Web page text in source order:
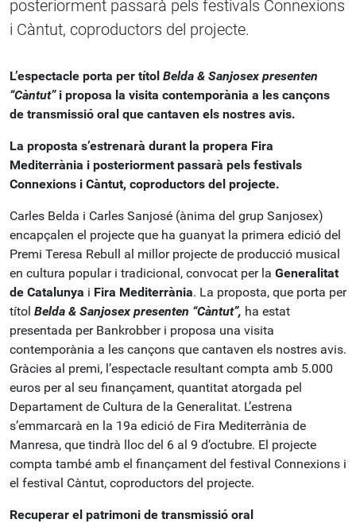
posteriorment passarà pels festivals Connexions
i Càntut, coproductors del projecte.
L’espectacle porta per títol Belda & Sanjosex presenten
“Càntut” i proposa la visita contemporània a les cançons
de transmissió oral que cantaven els nostres avis.
La proposta s’estrenarà durant la propera Fira
Mediterrània i posteriorment passarà pels festivals
Connexions i Càntut, coproductors del projecte.
Carles Belda i Carles Sanjosé (ànima del grup Sanjosex)
encapçalen el projecte que ha guanyat la primera edició del
Premi Teresa Rebull al millor projecte de producció musical
en cultura popular i tradicional, convocat per la Generalitat
de Catalunya i Fira Mediterrània. La proposta, que porta per
títol Belda & Sanjosex presenten “Càntut”, ha estat
presentada per Bankrobber i proposa una visita
contemporània a les cançons que cantaven els nostres avis.
Gràcies al premi, l’espectacle resultant compta amb 5.000
euros per al seu finançament, quantitat atorgada pel
Departament de Cultura de la Generalitat. L’estrena
s’emmarcarà en la 19a edició de Fira Mediterrània de
Manresa, que tindrà lloc del 6 al 9 d’octubre. El projecte
compta també amb el finançament del festival Connexions i
el festival Càntut, coproductors del projecte.
Recuperar el patrimoni de transmissió oral